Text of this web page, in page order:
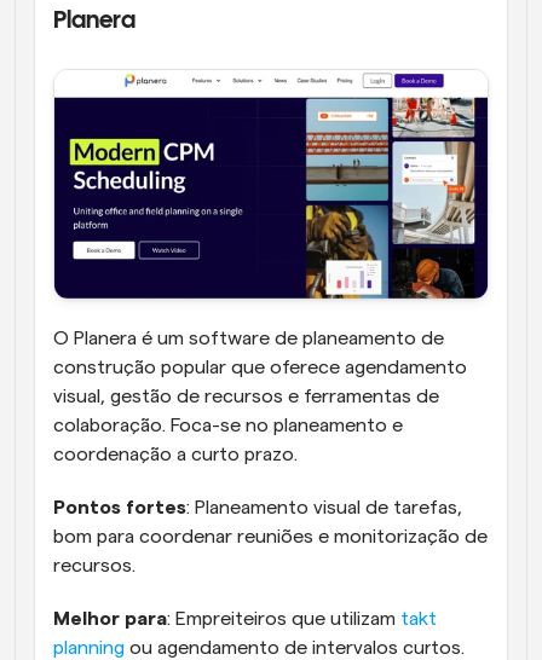
Planera
O Planera é um software de planeamento de
construção popular que oferece agendamento
visual, gestão de recursos e ferramentas de
colaboração. Foca-se no planeamento e
coordenação a curto prazo.
Pontos fortes: Planeamento visual de tarefas,
bom para coordenar reuniões e monitorização de
recursos.
Melhor para: Empreiteiros que utilizam takt
planning ou agendamento de intervalos curtos.